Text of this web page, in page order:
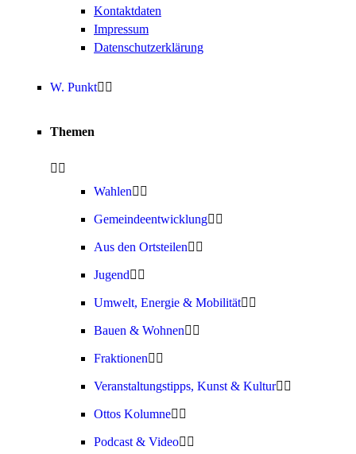
Kontaktdaten
Impressum
Datenschutzerklärung
W. Punkt
Themen
Wahlen
Gemeindeentwicklung
Aus den Ortsteilen
Jugend
Umwelt, Energie & Mobilität
Bauen & Wohnen
Fraktionen
Veranstaltungstipps, Kunst & Kultur
Ottos Kolumne
Podcast & Video